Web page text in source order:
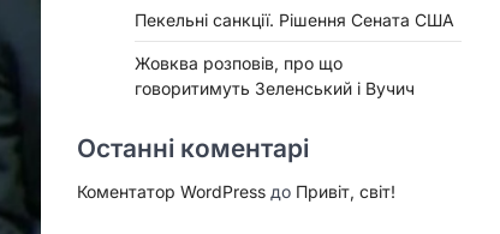
Пекельні санкції. Рішення Сената США
Жовква розповів, про що
говоритимуть Зеленський і Вучич
Останні коментарі
Коментатор WordPress до Привіт, світ!